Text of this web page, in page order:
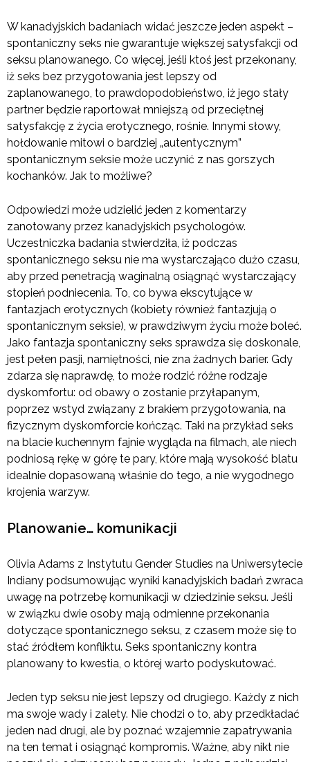
W kanadyjskich badaniach widać jeszcze jeden aspekt –
spontaniczny seks nie gwarantuje większej satysfakcji od
seksu planowanego. Co więcej, jeśli ktoś jest przekonany,
iż seks bez przygotowania jest lepszy od
zaplanowanego, to prawdopodobieństwo, iż jego stały
partner będzie raportował mniejszą od przeciętnej
satysfakcję z życia erotycznego, rośnie. Innymi słowy,
hołdowanie mitowi o bardziej „autentycznym”
spontanicznym seksie może uczynić z nas gorszych
kochanków. Jak to możliwe?
Odpowiedzi może udzielić jeden z komentarzy
zanotowany przez kanadyjskich psychologów.
Uczestniczka badania stwierdziła, iż podczas
spontanicznego seksu nie ma wystarczająco dużo czasu,
aby przed penetracją waginalną osiągnąć wystarczający
stopień podniecenia. To, co bywa ekscytujące w
fantazjach erotycznych (kobiety również fantazjują o
spontanicznym seksie), w prawdziwym życiu może boleć.
Jako fantazja spontaniczny seks sprawdza się doskonale,
jest pełen pasji, namiętności, nie zna żadnych barier. Gdy
zdarza się naprawdę, to może rodzić różne rodzaje
dyskomfortu: od obawy o zostanie przyłapanym,
poprzez wstyd związany z brakiem przygotowania, na
fizycznym dyskomforcie kończąc. Taki na przykład seks
na blacie kuchennym fajnie wygląda na filmach, ale niech
podniosą rękę w górę te pary, które mają wysokość blatu
idealnie dopasowaną właśnie do tego, a nie wygodnego
krojenia warzyw.
Planowanie… komunikacji
Olivia Adams z Instytutu Gender Studies na Uniwersytecie
Indiany podsumowując wyniki kanadyjskich badań zwraca
uwagę na potrzebę komunikacji w dziedzinie seksu. Jeśli
w związku dwie osoby mają odmienne przekonania
dotyczące spontanicznego seksu, z czasem może się to
stać źródłem konfliktu. Seks spontaniczny kontra
planowany to kwestia, o której warto podyskutować.
Jeden typ seksu nie jest lepszy od drugiego. Każdy z nich
ma swoje wady i zalety. Nie chodzi o to, aby przedkładać
jeden nad drugi, ale by poznać wzajemnie zapatrywania
na ten temat i osiągnąć kompromis. Ważne, aby nikt nie